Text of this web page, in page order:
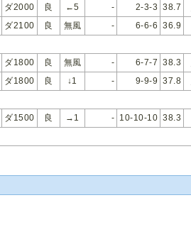
ダ2000 良 ←5 - 2-3-3 38.7
ダ2100 良 無風 - 6-6-6 36.9
ダ1800 良 無風 - 6-7-7 38.3
ダ1800 良 ↓1 - 9-9-9 37.8
ダ1500 良 →1 - 10-10-10 38.3